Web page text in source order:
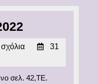
του
31-
2022
31
σελ. 42,ΤΕ.